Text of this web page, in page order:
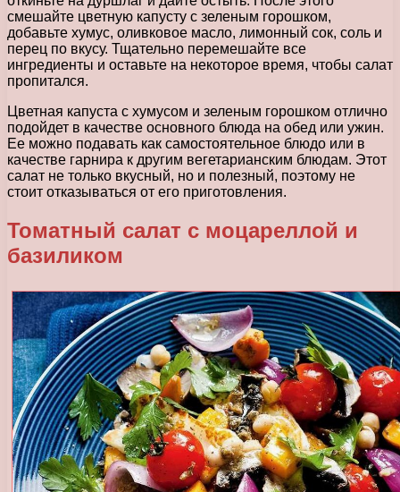
смешайте цветную капусту с зеленым горошком,
добавьте хумус, оливковое масло, лимонный сок, соль и
перец по вкусу. Тщательно перемешайте все
ингредиенты и оставьте на некоторое время, чтобы салат
пропитался.
Цветная капуста с хумусом и зеленым горошком отлично
подойдет в качестве основного блюда на обед или ужин.
Ее можно подавать как самостоятельное блюдо или в
качестве гарнира к другим вегетарианским блюдам. Этот
салат не только вкусный, но и полезный, поэтому не
стоит отказываться от его приготовления.
Томатный салат с моцареллой и
базиликом